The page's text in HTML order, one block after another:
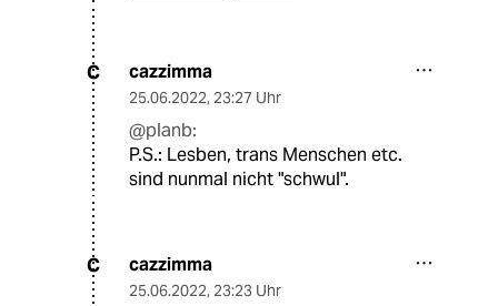
C cazzimma
25.06.2022, 23:27 Uhr
@planb:
P.S.: Lesben, trans Menschen etc.
sind nunmal nicht "schwul".
C cazzimma
25.06.2022, 23:23 Uhr